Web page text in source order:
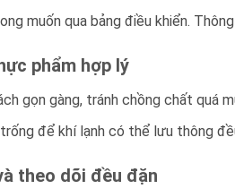
muốn qua bảng điều khiển.
phẩm hợp lý
gọn gàng, tránh chồng chất quá
để khí lạnh có thể lưu thông
theo dõi đều đặn